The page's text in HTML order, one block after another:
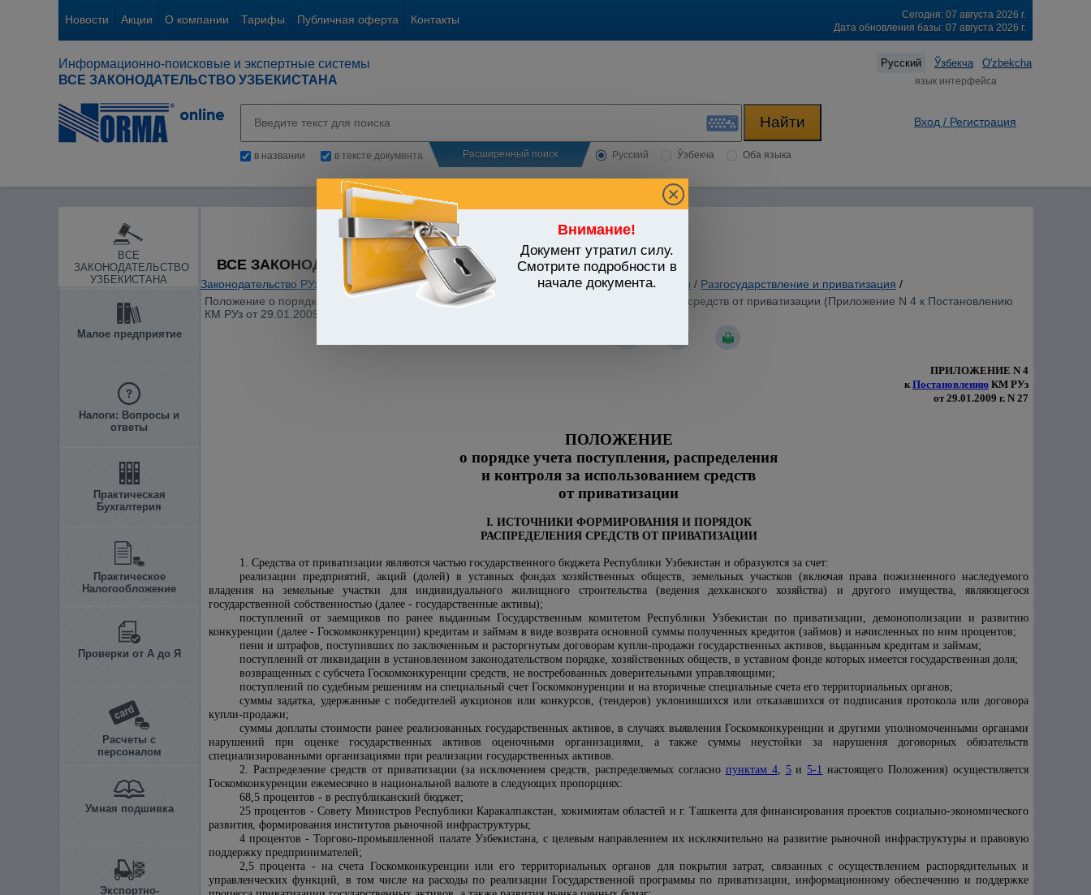
Новости Акции О компании Тарифы Публичная оферта Контакты
Сегодня: 07 августа 2026 г.
Дата обновления базы: 07 августа 2026 г.
Информационно-поисковые и экспертные системы
ВСЕ ЗАКОНОДАТЕЛЬСТВО УЗБЕКИСТАНА
Русский Ўзбекча O'zbekcha
язык интерфейса
в названии в тексте документа Расширенный поиск Русский Ўзбекча Оба языка
Вход / Регистрация
ВСЕ
ЗАКОНОДАТЕЛЬСТВО
УЗБЕКИСТАНА
Малое предприятие
Налоги: Вопросы и
ответы
Практическая
Бухгалтерия
Практическое
Налогообложение
Проверки от А до Я
Расчеты с
персоналом
Умная подшивка
Экспортно-
Внимание!
Документ утратил силу.
Смотрите подробности в
начале документа.
ВСЕ ЗАКОНОДАТЕЛЬСТВО УЗБЕКИСТАНА
Законодательство РУз Гражданское и семейное законодательство / Утратившие силу акты / Разгосударствление и приватизация /
Положение о порядке учета поступления, распределения и контроля за использованием средств от приватизации (Приложение N 4 к Постановлению
КМ РУз от 29.01.2009 г. N 27)
ПРИЛОЖЕНИЕ N 4
кПостановлению КМ РУз
от 29.01.2009 г. N 27
ПОЛОЖЕНИЕ
о порядке учета поступления, распределения
и контроля за использованием средств
от приватизации
I. ИСТОЧНИКИ ФОРМИРОВАНИЯ И ПОРЯДОК
РАСПРЕДЕЛЕНИЯ СРЕДСТВ ОТ ПРИВАТИЗАЦИИ
1. Средства от приватизации являются частью государственного бюджета Республики Узбекистан и образуются за счет:
реализации предприятий, акций (долей) в уставных фондах хозяйственных обществ, земельных участков (включая права пожизненного наследуемого
владения на земельные участки для индивидуального жилищного строительства (ведения дехканского хозяйства) и другого имущества, являющегося
государственной собственностью (далее - государственные активы);
поступлений от заемщиков по ранее выданным Государственным комитетом Республики Узбекистан по приватизации, демонополизации и развитию
конкуренции (далее - Госкомконкуренции) кредитам и займам в виде возврата основной суммы полученных кредитов (займов) и начисленных по ним процентов;
пени и штрафов, поступивших по заключенным и расторгнутым договорам купли-продажи государственных активов, выданным кредитам и займам;
поступлений от ликвидации в установленном законодательством порядке, хозяйственных обществ, в уставном фонде которых имеется государственная доля;
возвращенных с субсчета Госкомконкуренции средств, не востребованных доверительными управляющими;
поступлений по судебным решениям на специальный счет Госкомконуренции и на вторичные специальные счета его территориальных органов;
суммы задатка, удержанные с победителей аукционов или конкурсов, (тендеров) уклонившихся или отказавшихся от подписания протокола или договора
купли-продажи;
суммы доплаты стоимости ранее реализованных государственных активов, в случаях выявления Госкомконкуренции и другими уполномоченными органами
нарушений при оценке государственных активов оценочными организациями, а также суммы неустойки за нарушения договорных обязательств
специализированными организациями при реализации государственных активов.
2. Распределение средств от приватизации (за исключением средств, распределяемых согласно пунктам 4, 5и 5-1 настоящего Положения) осуществляется
Госкомконкуренции ежемесячно в национальной валюте в следующих пропорциях:
68,5 процентов - в республиканский бюджет;
25 процентов - Совету Министров Республики Каракалпакстан, хокимиятам областей и г. Ташкента для финансирования проектов социально-экономического
развития, формирования институтов рыночной инфраструктуры;
4 процентов - Торгово-промышленной палате Узбекистана, с целевым направлением их исключительно на развитие рыночной инфраструктуры и правовую
поддержку предпринимателей;
2,5 процента - на счета Госкомконкуренции или его территориальных органов для покрытия затрат, связанных с осуществлением распорядительных и
управленческих функций, в том числе на расходы по реализации Государственной программы по приватизации, информационному обеспечению и поддержке